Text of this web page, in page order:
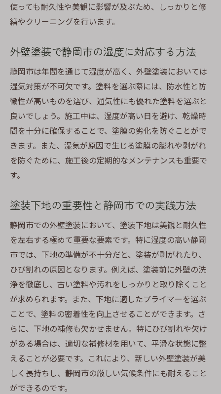
使っても耐久性や美観に影響が及ぶため、しっかりと修
繕やクリーニングを行います。
外壁塗装で静岡市の湿度に対応する方法
静岡市は年間を通じて湿度が高く、外壁塗装においては
湿気対策が不可欠です。塗料を選ぶ際には、防水性と防
黴性が高いものを選び、通気性にも優れた塗料を選ぶと
良いでしょう。施工中は、湿度が高い日を避け、乾燥時
間を十分に確保することで、塗膜の劣化を防ぐことがで
きます。また、湿気が原因で生じる塗膜の膨れや剥がれ
を防ぐために、施工後の定期的なメンテナンスも重要で
す。
塗装下地の重要性と静岡市での実践方法
静岡市での外壁塗装において、塗装下地は美観と耐久性
を左右する極めて重要な要素です。特に湿度の高い静岡
市では、下地の準備が不十分だと、塗装が剥がれたり、
ひび割れの原因となります。例えば、塗装前に外壁の洗
浄を徹底し、古い塗料や汚れをしっかりと取り除くこと
が求められます。また、下地に適したプライマーを選ぶ
ことで、塗料の密着性を向上させることができます。さ
らに、下地の補修も欠かせません。特にひび割れや欠け
がある場合は、適切な補修材を用いて、平滑な状態に整
えることが必要です。これにより、新しい外壁塗装が美
しく長持ちし、静岡市の厳しい気候条件にも耐えること
ができるのです。